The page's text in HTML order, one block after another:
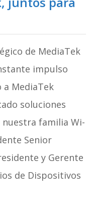
de MediaTek
impulso
MediaTek
soluciones
familia Wi-
Senior
y Gerente
de Dispositivos